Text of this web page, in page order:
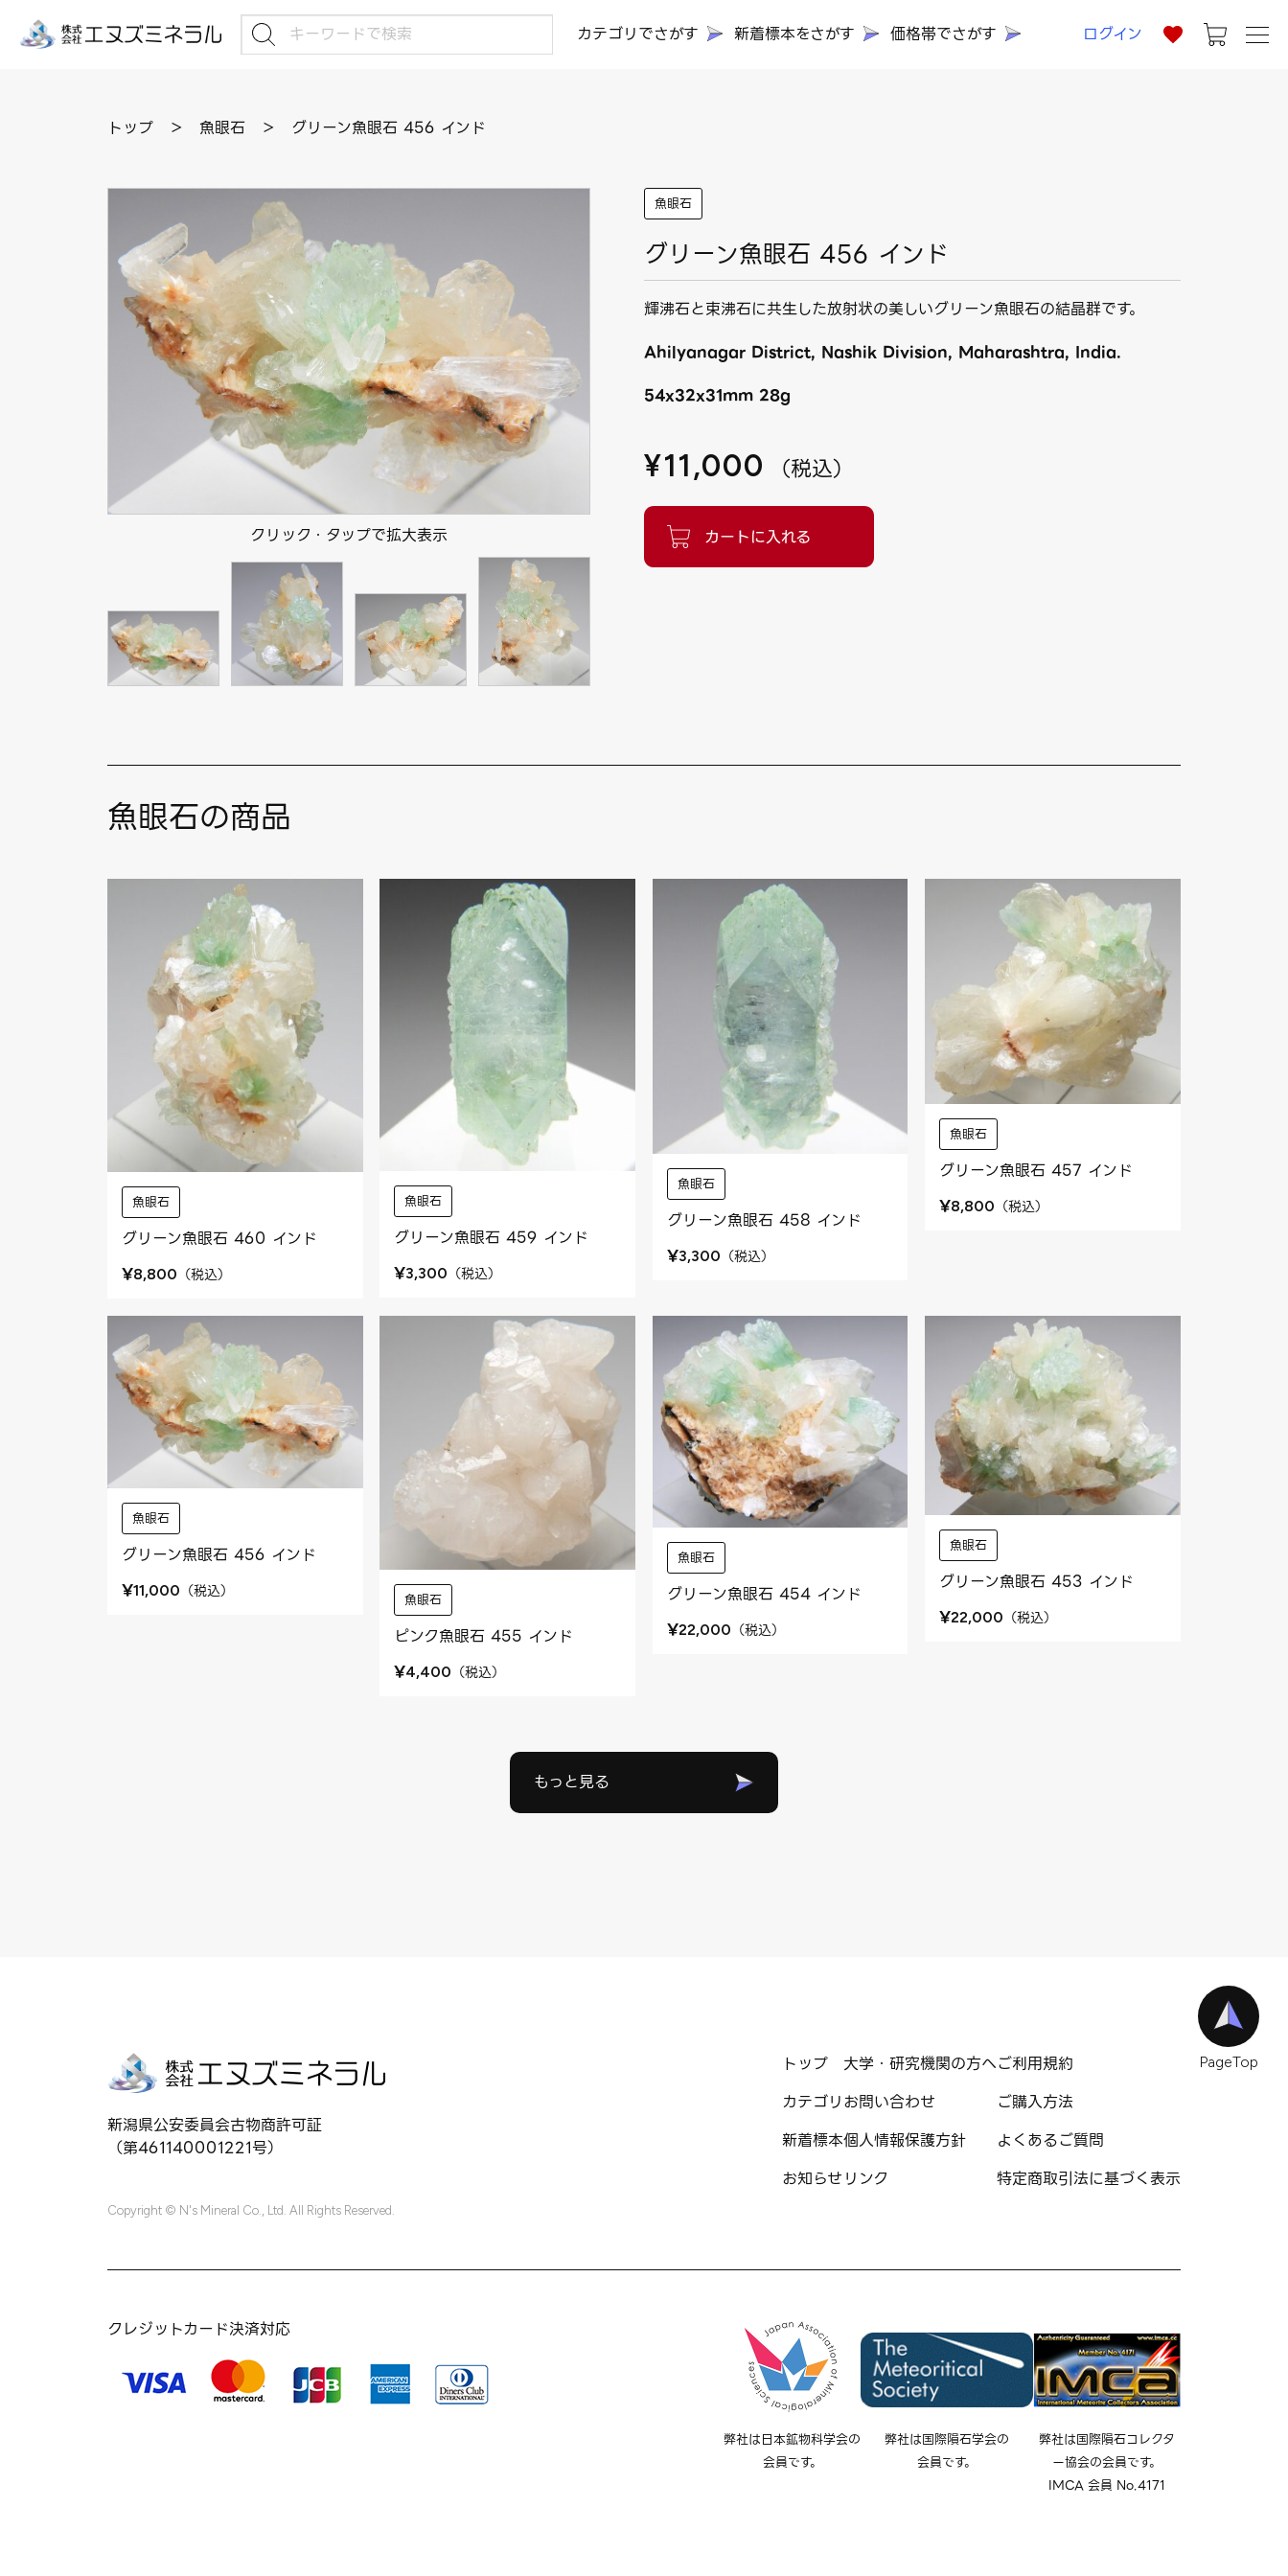
カテゴリでさがす 新着標本をさがす 価格帯でさがす ログイン
トップ ＞ 魚眼石 ＞ グリーン魚眼石 456 インド
クリック・タップで拡大表示
魚眼石
グリーン魚眼石 456 インド
輝沸石と束沸石に共生した放射状の美しいグリーン魚眼石の結晶群です。
Ahilyanagar District, Nashik Division, Maharashtra, India.
54x32x31mm 28g
¥11,000 （税込）
魚眼石の商品
魚眼石
グリーン魚眼石 460 インド
¥8,800 （税込）
魚眼石
グリーン魚眼石 459 インド
¥3,300 （税込）
魚眼石
グリーン魚眼石 458 インド
¥3,300 （税込）
魚眼石
グリーン魚眼石 457 インド
¥8,800 （税込）
魚眼石
グリーン魚眼石 456 インド
¥11,000 （税込） 魚眼石
ピンク魚眼石 455 インド
¥4,400 （税込）
魚眼石
グリーン魚眼石 454 インド
¥22,000 （税込）
魚眼石
グリーン魚眼石 453 インド
¥22,000 （税込）
もっと見る
PageTop
新潟県公安委員会古物商許可証
（第461140001221号）
Copyright © N's Mineral Co., Ltd. All Rights Reserved.
トップ
カテゴリ
新着標本
お知らせ
大学・研究機関の方へ
お問い合わせ
個人情報保護方針
リンク
ご利用規約
ご購入方法
よくあるご質問
特定商取引法に基づく表示
クレジットカード決済対応
弊社は日本鉱物科学会の
会員です。
弊社は国際隕石学会の
会員です。
弊社は国際隕石コレクタ
ー協会の会員です。
IMCA 会員 No.4171